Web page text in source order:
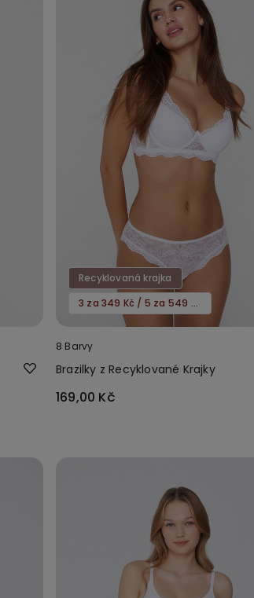
Recyklovaná krajka
3 za 349 Kč / 5 za 549 Kč
8 Barvy
Brazilky z Recyklované Krajky
169,00 Kč